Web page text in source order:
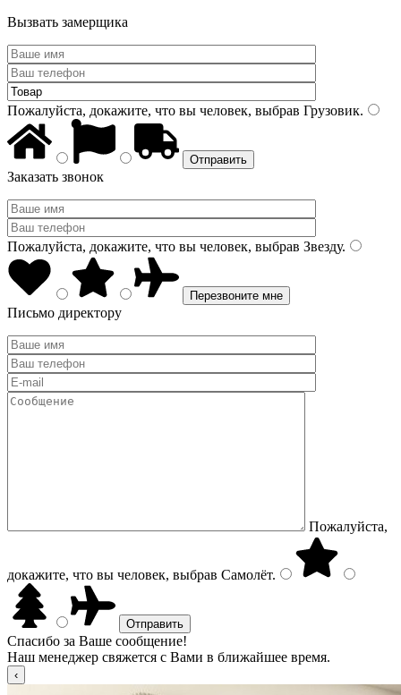
Вызвать замерщика
Пожалуйста, докажите, что вы человек, выбрав Грузовик.
Заказать звонок
Пожалуйста, докажите, что вы человек, выбрав Звезду.
Письмо директору
Пожалуйста,
докажите, что вы человек, выбрав Самолёт.
Спасибо за Ваше сообщение!
Наш менеджер свяжется с Вами в ближайшее время.